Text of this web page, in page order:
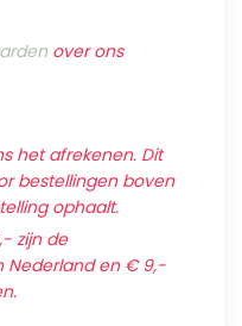
over ons
het afrekenen. Dit
bestellingen boven
ophaalt.
zijn de
Nederland en € 9,-